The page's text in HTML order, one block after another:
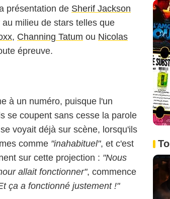
présentation de Sherif Jackson
milieu de stars telles que
, Channing Tatum ou Nicolas
épreuve.
à un numéro, puisque l'un
se coupent sans cesse la parole
voyait déjà sur scène, lorsqu'ils
comme "inahabituel", et c'est
sur cette projection : "Nous
allait fonctionner", commence
ça a fonctionné justement !"